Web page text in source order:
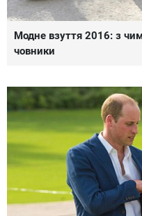
Модне взуття 2016: з
човники